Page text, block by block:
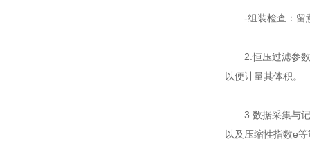
-组装检查：留意
2.恒压过滤参数
以便计量其体积。
3.数据采集与记
以及压缩性指数e